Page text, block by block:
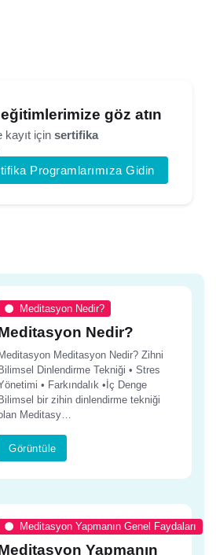
göz atın
kayıt için sertifika
Programlarımıza Gidin
Meditasyon Nedir?
Nedir?
Meditasyon Meditasyon Nedir? Zihni
Bilimsel Dinlendirme Tekniği • Stres
• Farkındalık •İç Denge
Bilimsel bir zihin dinlendirme tekniği
Meditasy…
Görüntüle
Meditasyon Yapmanın Genel Faydaları
Yapmanın